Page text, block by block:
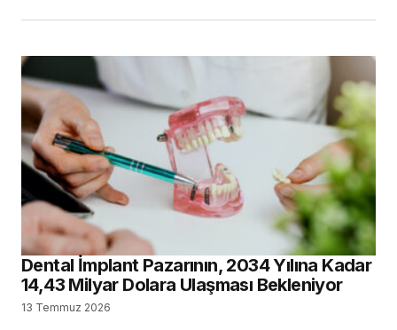
Dental İmplant Pazarının, 2034 Yılına Kadar
14,43 Milyar Dolara Ulaşması Bekleniyor
13 Temmuz 2026